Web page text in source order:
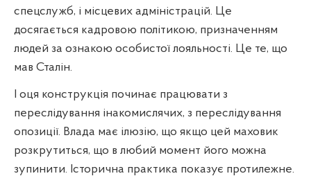
спецслужб, і місцевих адміністрацій. Це
досягається кадровою політикою, призначенням
людей за ознакою особистої лояльності. Це те, що
мав Сталін.
І оця конструкція починає працювати з
переслідування інакомислячих, з переслідування
опозиції. Влада має ілюзію, що якщо цей маховик
розкрутиться, що в любий момент його можна
зупинити. Історична практика показує протилежне.